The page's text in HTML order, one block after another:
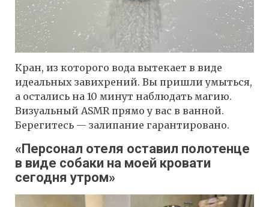
Кран, из которого вода вытекает в виде
идеальных завихрений. Вы пришли умыться,
а остались на 10 минут наблюдать магию.
Визуальный ASMR прямо у вас в ванной.
Берегитесь — залипание гарантировано.
«Персонал отеля оставил полотенце
в виде собаки на моей кровати
сегодня утром»